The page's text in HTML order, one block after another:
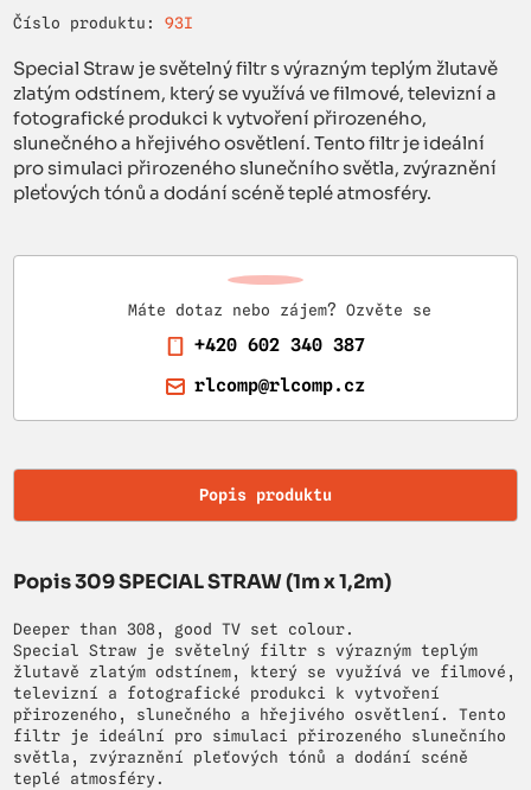
Číslo produktu: 93I
Special Straw je světelný filtr s výrazným teplým žlutavě
zlatým odstínem, který se využívá ve filmové, televizní a
fotografické produkci k vytvoření přirozeného,
slunečného a hřejivého osvětlení. Tento filtr je ideální
pro simulaci přirozeného slunečního světla, zvýraznění
pleťových tónů a dodání scéně teplé atmosféry.
Máte dotaz nebo zájem? Ozvěte se
+420 602 340 387
rlcomp@rlcomp.cz
Popis produktu
Popis 309 SPECIAL STRAW (1m x 1,2m)
Deeper than 308, good TV set colour.
Special Straw je světelný filtr s výrazným teplým
žlutavě zlatým odstínem, který se využívá ve filmové,
televizní a fotografické produkci k vytvoření
přirozeného, slunečného a hřejivého osvětlení. Tento
filtr je ideální pro simulaci přirozeného slunečního
světla, zvýraznění pleťových tónů a dodání scéně
teplé atmosféry.